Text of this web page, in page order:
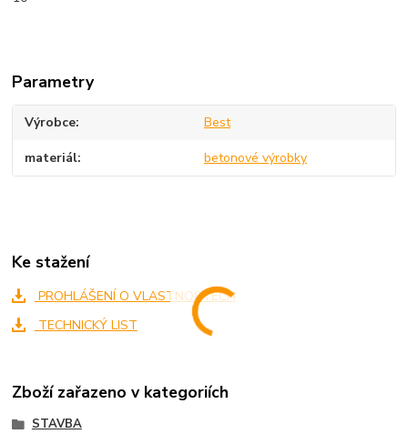
Parametry
Výrobce Best
materiál betonové výrobky
Ke stažení
PROHLÁŠENÍ O VLASTNOSTECH
TECHNICKÝ LIST
Zboží zařazeno v kategoriích
STAVBA